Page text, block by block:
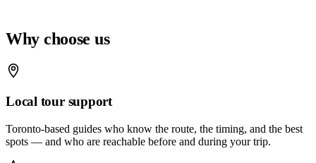
Why choose us
Local tour support
Toronto-based guides who know the route, the timing, and the best
spots — and who are reachable before and during your trip.